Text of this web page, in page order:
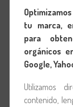
tu marca,
para
orgánicos
Google,
Utilizamos
contenido,